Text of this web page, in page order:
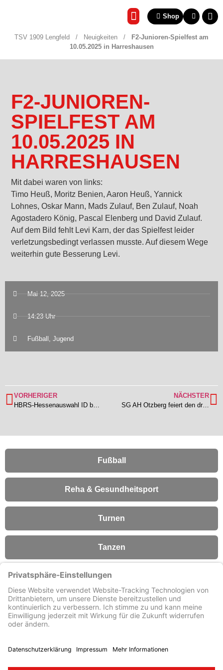
Shop
TSV 1909 Lengfeld / Neuigkeiten /
F2-Junioren-Spielfest am
10.05.2025 in Harreshausen
Mai 12, 2025
14:23 Uhr
Fußball , Jugend
F2-JUNIOREN-
SPIELFEST AM
10.05.2025 IN
HARRESHAUSEN
Mit dabei waren von links:
Timo Heuß, Moritz Benien, Aaron Heuß, Yannick
Lohnes, Oskar Mann, Mads Zulauf, Ben Zulauf, Noah
Agostadero König, Pascal Elenberg und David Zulauf.
Auf dem Bild fehlt Levi Karn, der das Spielfest leider
verletzungsbedingt verlassen musste. Auf diesem Wege
weiterhin gute Besserung Levi.
VORHERIGER
HBRS-Hessenauswahl ID besiegt SG AH Otzberg
NÄCHSTER
SG AH Otzberg feiert den dritten Sieg des Dieburger Kreispokal – Teilnahme am Hessenpokal gesichert
Fußball
Reha & Gesundheitsport
Turnen
Tanzen
Fitness
Förderverein